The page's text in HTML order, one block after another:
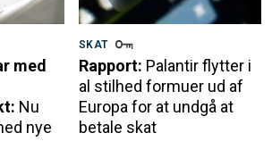
med
Nu
nye
SKAT
Rapport: Palantir flytter i
al stilhed formuer ud af
Europa for at undgå at
betale skat